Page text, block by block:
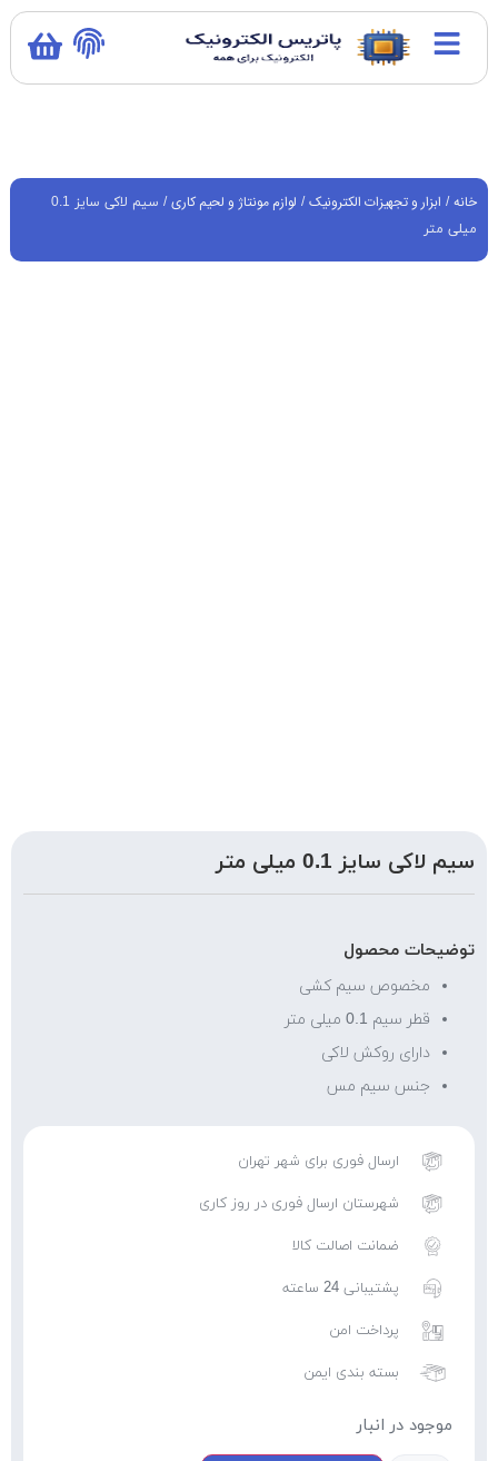
خانه/ ابزار و تجهیزات الکترونیک/ لوازم مونتاژ و لحیم کاری
/ سیم لاکی سایز 0.1
میلی متر
سیم لاکی سایز 0.1 میلی متر
توضیحات محصول
مخصوص سیم کشی
قطر سیم 0.1 میلی متر
دارای روکش لاکی
جنس سیم مس
ارسال فوری برای شهر تهران
شهرستان ارسال فوری در روز کاری
ضمانت اصالت کالا
پشتیبانی 24 ساعته
پرداخت امن
بسته بندی ایمن
موجود در انبار